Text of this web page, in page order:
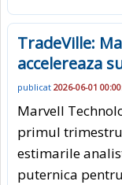
TradeVille:
accelereaza
publicat 2026-06-01
Marvell
primul
estimarile
puternica